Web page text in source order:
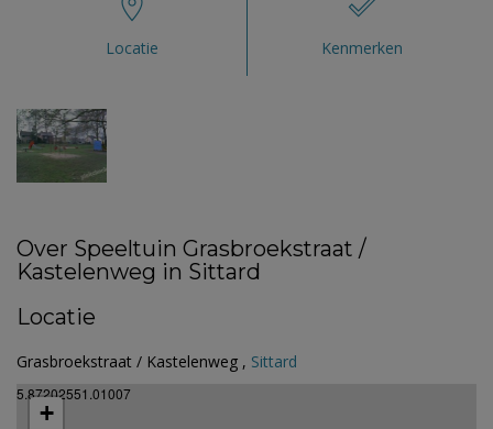
Locatie Kenmerken
Over Speeltuin Grasbroekstraat /
Kastelenweg in Sittard
Locatie
Grasbroekstraat / Kastelenweg , Sittard
5.87202551.01007
+